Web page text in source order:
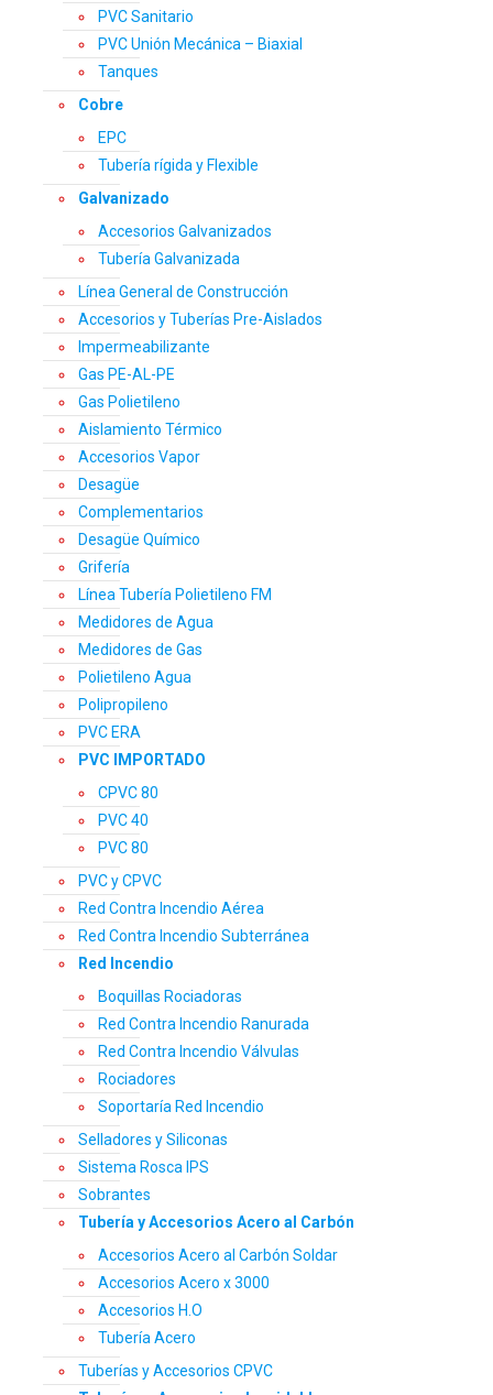
PVC Sanitario
PVC Unión Mecánica – Biaxial
Tanques
Cobre
EPC
Tubería rígida y Flexible
Galvanizado
Accesorios Galvanizados
Tubería Galvanizada
Línea General de Construcción
Accesorios y Tuberías Pre-Aislados
Impermeabilizante
Gas PE-AL-PE
Gas Polietileno
Aislamiento Térmico
Accesorios Vapor
Desagüe
Complementarios
Desagüe Químico
Grifería
Línea Tubería Polietileno FM
Medidores de Agua
Medidores de Gas
Polietileno Agua
Polipropileno
PVC ERA
PVC IMPORTADO
CPVC 80
PVC 40
PVC 80
PVC y CPVC
Red Contra Incendio Aérea
Red Contra Incendio Subterránea
Red Incendio
Boquillas Rociadoras
Red Contra Incendio Ranurada
Red Contra Incendio Válvulas
Rociadores
Soportaría Red Incendio
Selladores y Siliconas
Sistema Rosca IPS
Sobrantes
Tubería y Accesorios Acero al Carbón
Accesorios Acero al Carbón Soldar
Accesorios Acero x 3000
Accesorios H.O
Tubería Acero
Tuberías y Accesorios CPVC